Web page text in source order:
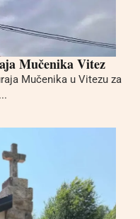
Mučenika Vitez
Mučenika u Vitezu za